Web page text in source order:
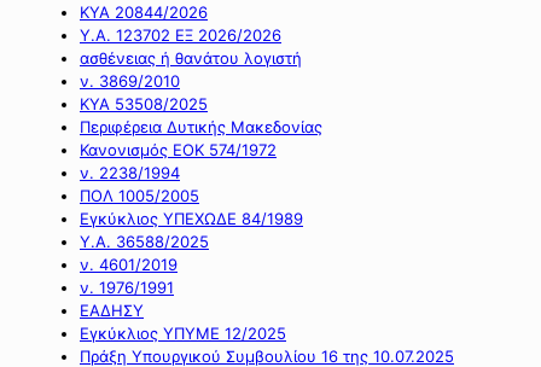
ΚΥΑ 20844/2026
Υ.Α. 123702 ΕΞ 2026/2026
ασθένειας ή θανάτου λογιστή
ν. 3869/2010
ΚΥΑ 53508/2025
Περιφέρεια Δυτικής Μακεδονίας
Κανονισμός ΕΟΚ 574/1972
ν. 2238/1994
ΠΟΛ 1005/2005
Εγκύκλιος ΥΠΕΧΩΔΕ 84/1989
Υ.Α. 36588/2025
ν. 4601/2019
ν. 1976/1991
ΕΑΔΗΣΥ
Εγκύκλιος ΥΠΥΜΕ 12/2025
Πράξη Υπουργικού Συμβουλίου 16 της 10.07.2025